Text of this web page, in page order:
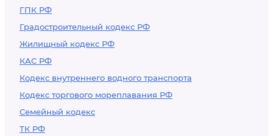
ГПК РФ
Градостроительный кодекс РФ
Жилищный кодекс РФ
КАС РФ
Кодекс внутреннего водного транспорта
Кодекс торгового мореплавания РФ
Семейный кодекс
ТК РФ